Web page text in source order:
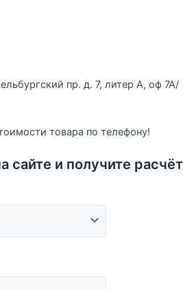
пр. д. 7, литер А, оф 7А/
товара по телефону!
сайте и получите расчёт